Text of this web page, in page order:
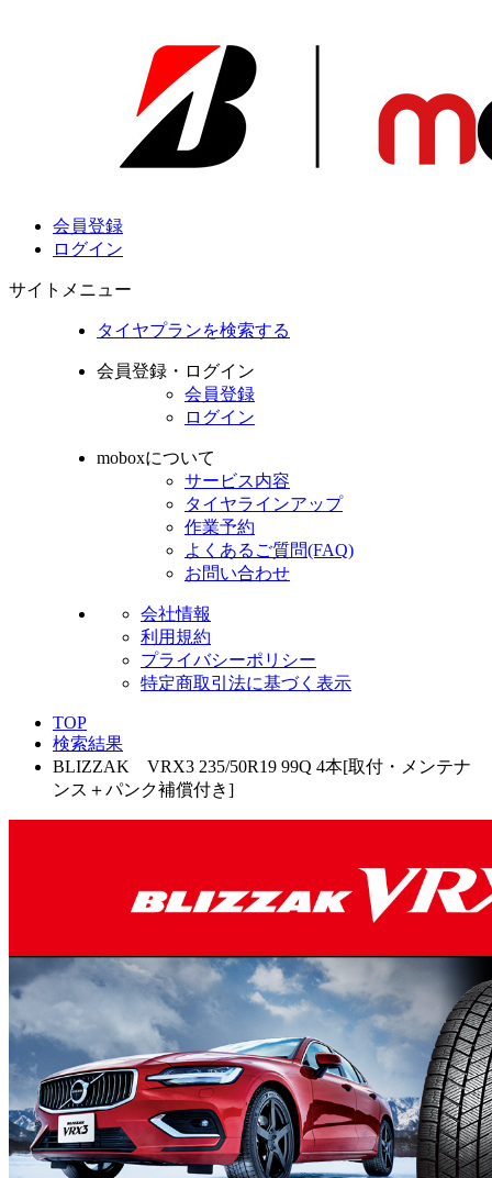
会員登録
ログイン
サイトメニュー
タイヤプランを検索する
会員登録・ログイン
会員登録
ログイン
moboxについて
サービス内容
タイヤラインアップ
作業予約
よくあるご質問(FAQ)
お問い合わせ
会社情報
利用規約
プライバシーポリシー
特定商取引法に基づく表示
TOP
検索結果
BLIZZAK VRX3 235/50R19 99Q 4本[取付・メンテナ
ンス＋パンク補償付き]